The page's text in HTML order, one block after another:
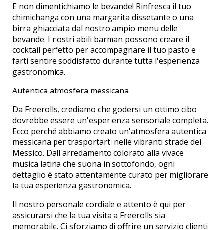
E non dimentichiamo le bevande! Rinfresca il tuo
chimichanga con una margarita dissetante o una
birra ghiacciata dal nostro ampio menu delle
bevande. I nostri abili barman possono creare il
cocktail perfetto per accompagnare il tuo pasto e
farti sentire soddisfatto durante tutta l'esperienza
gastronomica.
Autentica atmosfera messicana
Da Freerolls, crediamo che godersi un ottimo cibo
dovrebbe essere un'esperienza sensoriale completa.
Ecco perché abbiamo creato un'atmosfera autentica
messicana per trasportarti nelle vibranti strade del
Messico. Dall'arredamento colorato alla vivace
musica latina che suona in sottofondo, ogni
dettaglio è stato attentamente curato per migliorare
la tua esperienza gastronomica.
Il nostro personale cordiale e attento è qui per
assicurarsi che la tua visita a Freerolls sia
memorabile. Ci sforziamo di offrire un servizio clienti